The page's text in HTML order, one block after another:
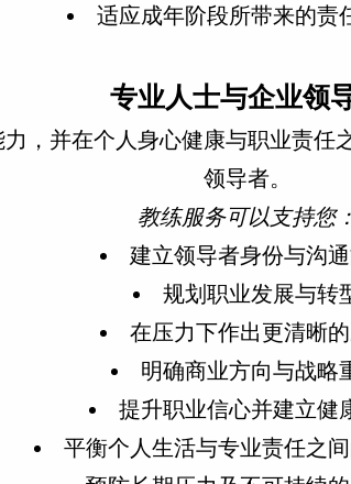
适应成年阶段所带来的责
专业人士与企业领
，并在个人身心健康与职业责任
领导者。
教练服务可以支持您：
建立领导者身份与沟
规划职业发展与转
在压力下作出更清晰
明确商业方向与战略
提升职业信心并建立健
平衡个人生活与专业责任之